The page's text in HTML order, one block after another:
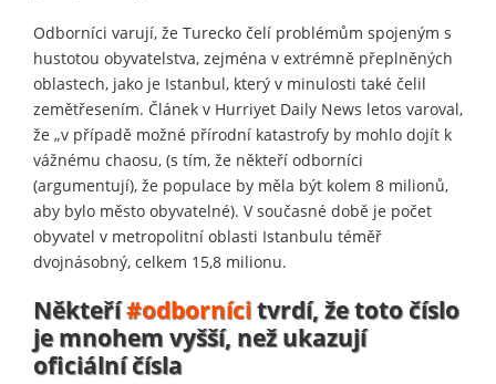
Odborníci varují, že Turecko čelí problémům spojeným s
hustotou obyvatelstva, zejména v extrémně přeplněných
oblastech, jako je Istanbul, který v minulosti také čelil
zemětřesením. Článek v Hurriyet Daily News letos varoval,
že „v případě možné přírodní katastrofy by mohlo dojít k
vážnému chaosu, (s tím, že někteří odborníci
(argumentují), že populace by měla být kolem 8 milionů,
aby bylo město obyvatelné). V současné době je počet
obyvatel v metropolitní oblasti Istanbulu téměř
dvojnásobný, celkem 15,8 milionu.
Někteří#odbornícitvrdí, že toto číslo
je mnohem vyšší, než ukazují
oficiální čísla